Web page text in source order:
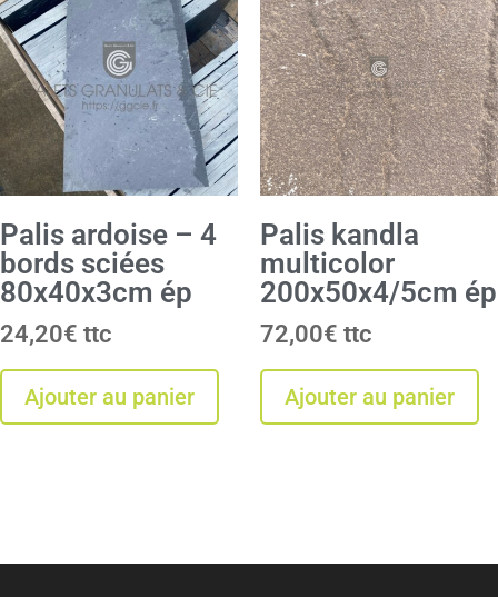
Palis ardoise – 4
bords sciées
80x40x3cm ép
24,20€
Ajouter au panier
Palis kandla
multicolor
200x50x4/5cm ép
72,00€
Ajouter au panier